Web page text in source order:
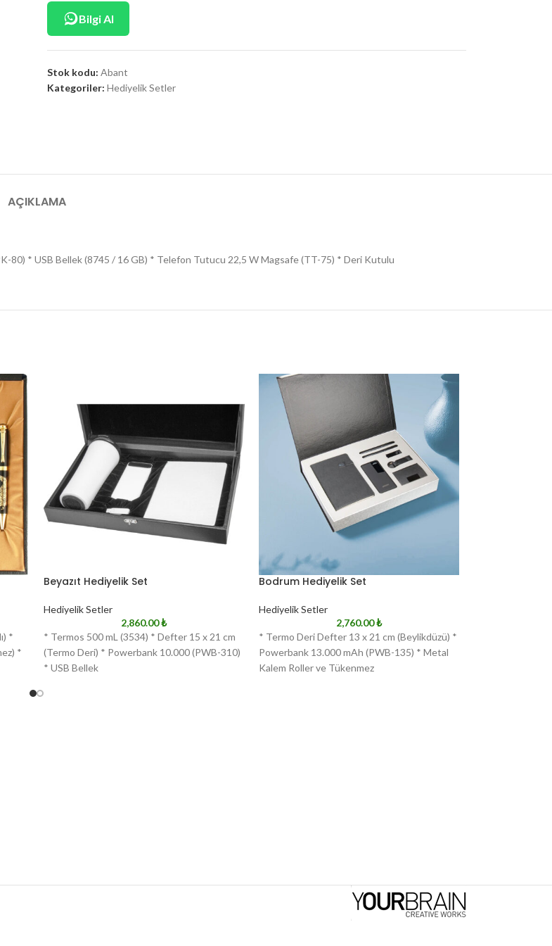
Bilgi Al
Stok kodu: Abant
Kategoriler: Hediyelik Setler
AÇIKLAMA
80) * USB Bellek (8745 / 16 GB) * Telefon Tutucu 22,5 W Magsafe (TT-75) * Deri Kutulu
*
*
Beyazıt Hediyelik Set
Hediyelik Setler
2,860.00₺
* Termos 500 mL (3534) * Defter 15 x 21 cm
(Termo Deri) * Powerbank 10.000 (PWB-310)
* USB Bellek
Bodrum Hediyelik Set
Hediyelik Setler
2,760.00₺
* Termo Deri Defter 13 x 21 cm (Beylikdüzü) *
Powerbank 13.000 mAh (PWB-135) * Metal
Kalem Roller ve Tükenmez